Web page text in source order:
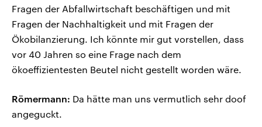
Fragen der Abfallwirtschaft beschäftigen und mit
Fragen der Nachhaltigkeit und mit Fragen der
Ökobilanzierung. Ich könnte mir gut vorstellen, dass
vor 40 Jahren so eine Frage nach dem
ökoeffizientesten Beutel nicht gestellt worden wäre.
Römermann: Da hätte man uns vermutlich sehr doof
angeguckt.